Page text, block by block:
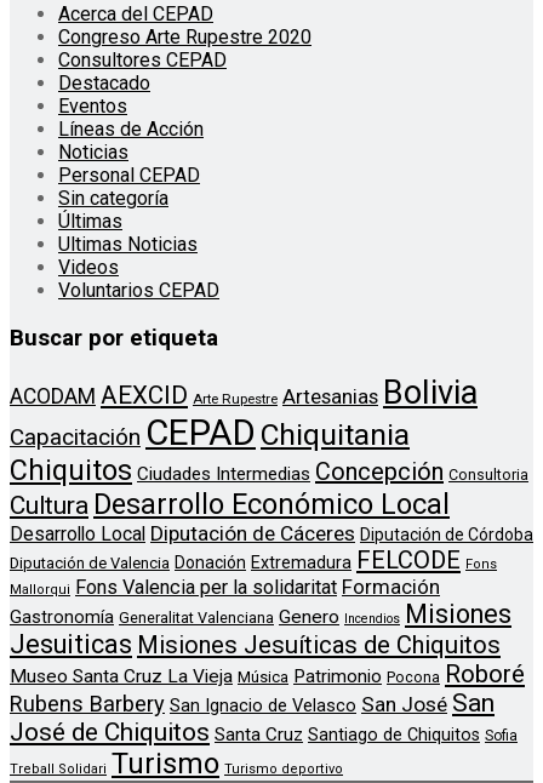
Acerca del CEPAD
Congreso Arte Rupestre 2020
Consultores CEPAD
Destacado
Eventos
Líneas de Acción
Noticias
Personal CEPAD
Sin categoría
Últimas
Ultimas Noticias
Videos
Voluntarios CEPAD
Buscar por etiqueta
ACODAM AEXCID Arte Rupestre Artesanias Bolivia
Capacitación CEPAD Chiquitania
Chiquitos Ciudades Intermedias Concepción Consultoria
Cultura Desarrollo Económico Local
Desarrollo Local Diputación de Cáceres Diputación de Córdoba
Diputación de Valencia Donación Extremadura FELCODE Fons
Mallorqui
Fons Valencia per la solidaritat Formación
Gastronomía Generalitat Valenciana Genero Incendios
Misiones
Jesuiticas Misiones Jesuíticas de Chiquitos
Museo Santa Cruz La Vieja Música Patrimonio Pocona Roboré
Rubens Barbery San Ignacio de Velasco San José San
José de Chiquitos Santa Cruz Santiago de Chiquitos Sofia
Treball Solidari Turismo Turismo deportivo